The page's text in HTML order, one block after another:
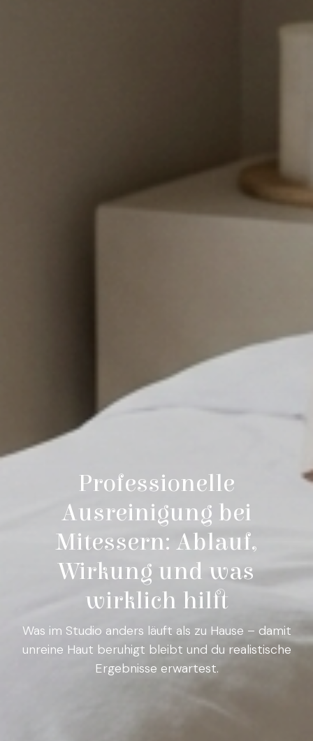
Professionelle
Ausreinigung bei
Mitessern: Ablauf,
Wirkung und was
wirklich hilft
Was im Studio anders läuft als zu Hause – damit
unreine Haut beruhigt bleibt und du realistische
Ergebnisse erwartest.